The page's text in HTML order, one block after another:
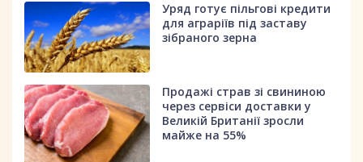
Уряд готує пільгові кредити
для аграріїв під заставу
зібраного зерна
Продажі страв зі свининою
через сервіси доставки у
Великій Британії зросли
майже на 55%